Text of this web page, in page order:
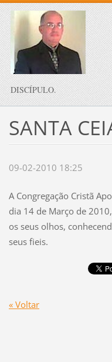
DISCÍPULO.
SANTA
09-02-2010 18:25
A Congregação Cristã
dia 14 de Março de
os seus olhos,
seus fieis.
« Voltar